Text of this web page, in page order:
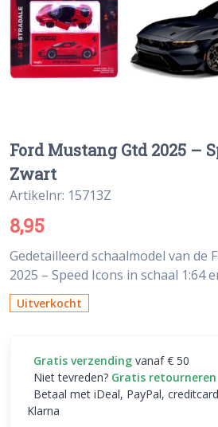
Ford Mustang Gtd 2025 –
Zwart
Artikelnr: 15713Z
8,95
Gedetailleerd schaalmodel van de
2025 – Speed Icons in schaal 1:64
Uitverkocht
Gratis verzending vanaf € 50
Niet tevreden? Gratis retourneren
Betaal met iDeal, PayPal,
Klarna